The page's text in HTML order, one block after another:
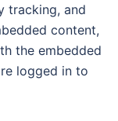
tracking, and
content,
the embedded
logged in to